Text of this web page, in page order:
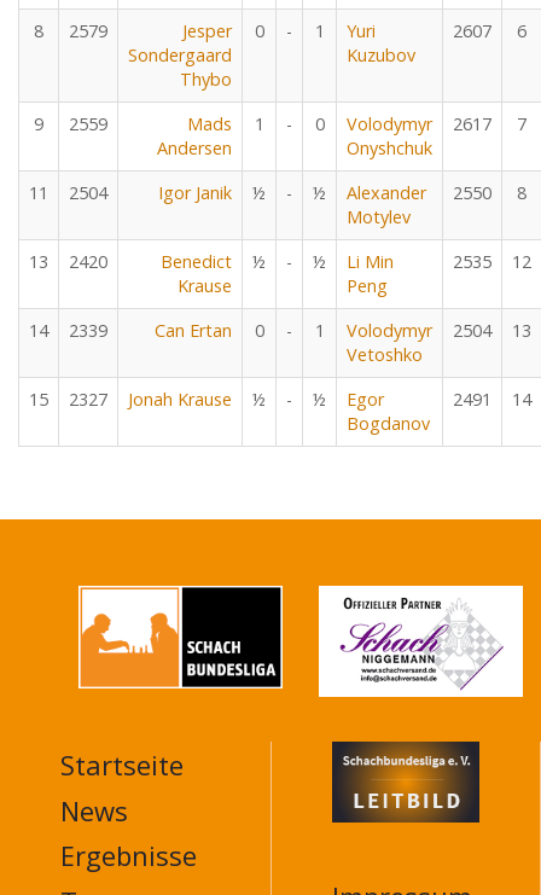
8 2579
Jesper
Sondergaard
Thybo
0 - 1
Yuri
Kuzubov
2607 6
9 2559
Mads
Andersen
1 - 0
Volodymyr
Onyshchuk
2617 7
11 2504 Igor Janik ½ - ½
Alexander
Motylev
2550 8
13 2420
Benedict
Krause
½ - ½
Li Min
Peng
2535 12
14 2339 Can Ertan 0 - 1
Volodymyr
Vetoshko
2504 13
15 2327 Jonah Krause ½ - ½
Egor
Bogdanov
2491 14
MAIN
NAVIGATION
FOOTER
Startseite
News
Ergebnisse